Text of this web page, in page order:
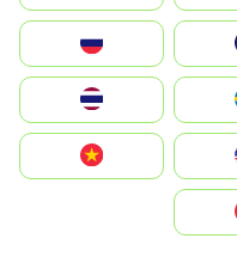
România
Slovensko
United States
Vietnam